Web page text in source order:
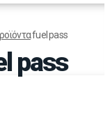
fuel pass
pass